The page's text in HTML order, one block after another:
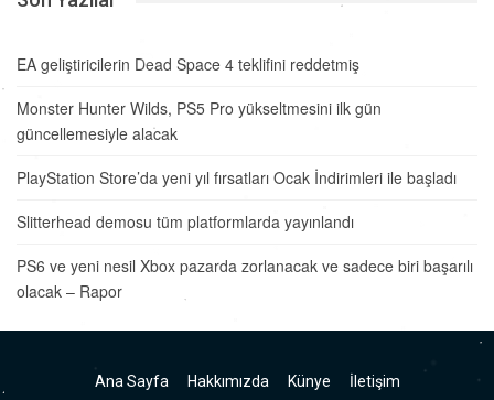
EA geliştiricilerin Dead Space 4 teklifini reddetmiş
Monster Hunter Wilds, PS5 Pro yükseltmesini ilk gün
güncellemesiyle alacak
PlayStation Store’da yeni yıl fırsatları Ocak İndirimleri ile başladı
Slitterhead demosu tüm platformlarda yayınlandı
PS6 ve yeni nesil Xbox pazarda zorlanacak ve sadece biri başarılı
olacak – Rapor
Ana Sayfa Hakkımızda Künye İletişim